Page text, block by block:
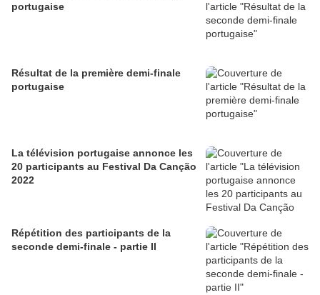
portugaise
Résultat de la première demi-finale
portugaise
La télévision portugaise annonce les
20 participants au Festival Da Canção
2022
Répétition des participants de la
seconde demi-finale - partie II